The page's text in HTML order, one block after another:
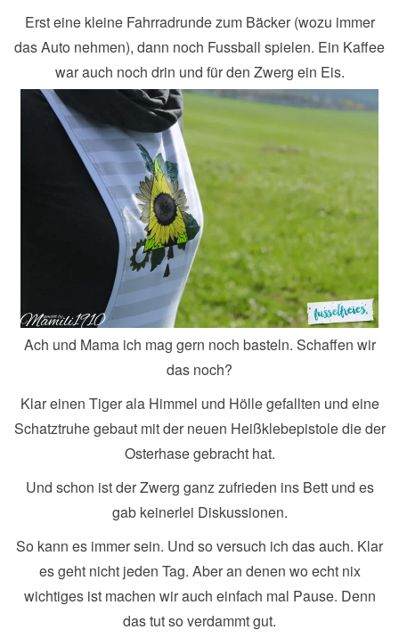
Erst eine kleine Fahrradrunde zum Bäcker (wozu immer
das Auto nehmen), dann noch Fussball spielen. Ein Kaffee
war auch noch drin und für den Zwerg ein Eis.
Ach und Mama ich mag gern noch basteln. Schaffen wir
das noch?
Klar einen Tiger ala Himmel und Hölle gefallten und eine
Schatztruhe gebaut mit der neuen Heißklebepistole die der
Osterhase gebracht hat.
Und schon ist der Zwerg ganz zufrieden ins Bett und es
gab keinerlei Diskussionen.
So kann es immer sein. Und so versuch ich das auch. Klar
es geht nicht jeden Tag. Aber an denen wo echt nix
wichtiges ist machen wir auch einfach mal Pause. Denn
das tut so verdammt gut.